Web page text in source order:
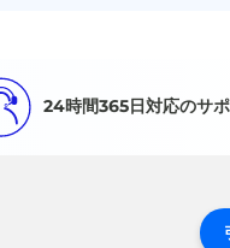
24時間365日対応のサ